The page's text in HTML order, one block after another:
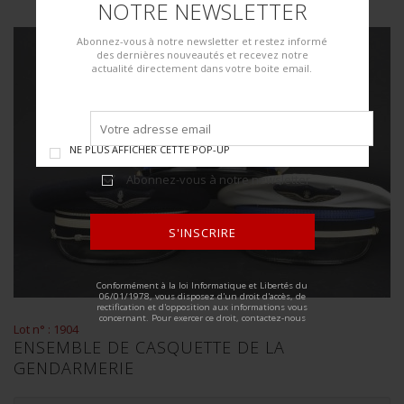
NOTRE NEWSLETTER
Abonnez-vous à notre newsletter et restez informé
des dernières nouveautés et recevez notre
actualité directement dans votre boite email.
Abonnez-vous à notre newsletter
S'INSCRIRE
Conformément à la loi Informatique et Libertés du
06/01/1978, vous disposez d'un droit d'accès, de
rectification et d'opposition aux informations vous
concernant. Pour exercer ce droit, contactez-nous
NE PLUS AFFICHER CETTE POP-UP
Lot n° : 1904
ENSEMBLE DE CASQUETTE DE LA
GENDARMERIE